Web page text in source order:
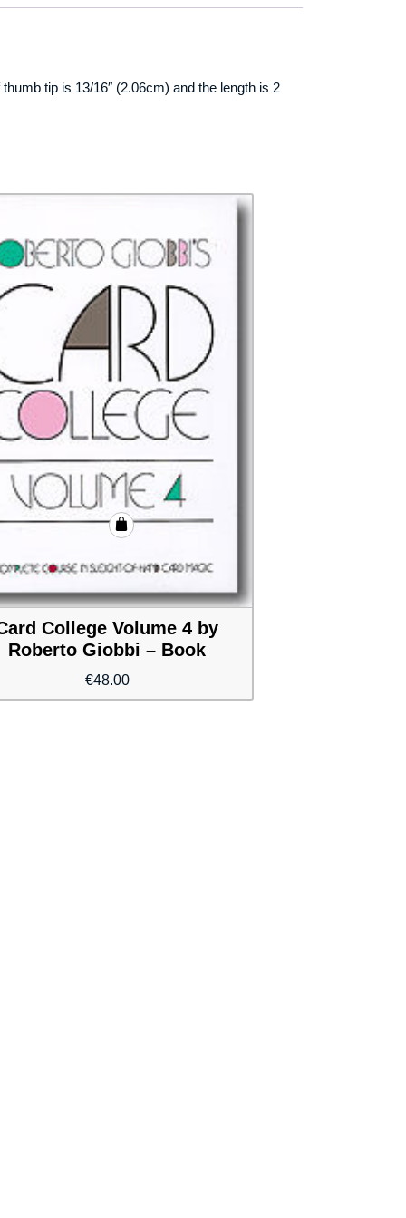
tip is 13/16″ (2.06cm) and the length is 2
College Volume 4 by
Roberto Giobbi – Book
€48.00